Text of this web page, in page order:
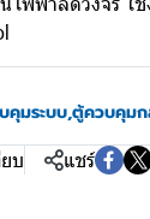
คุมระบบ,ตู้ควบคุม
บ แชร์